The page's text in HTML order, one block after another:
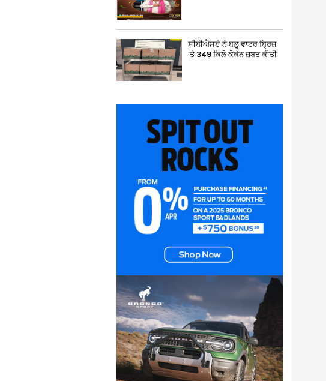
ਸੀਬੀਐਸਏ ਨੇ ਬਲੂ ਵਾਟਰ ਬ੍ਰਿਜ਼
‘ਤੇ 349 ਕਿਲੋ ਕੋਕੇਨ ਜ਼ਬਤ ਕੀਤੀ